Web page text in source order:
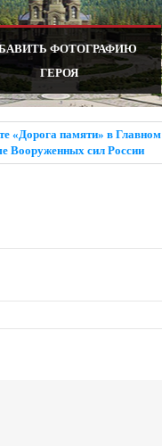
ФОТОГРАФИЮ
ГЕРОЯ
«Дорога памяти» в Главном
Вооруженных сил России